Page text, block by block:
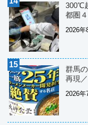
300℃
都圏
2026年
群馬
再現
2026年